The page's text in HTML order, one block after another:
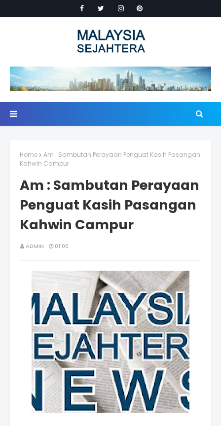
Home
Am : Sambutan Perayaan Penguat Kasih Pasangan
Kahwin Campur
Am : Sambutan Perayaan
Penguat Kasih Pasangan
Kahwin Campur
ADMIN 01:00